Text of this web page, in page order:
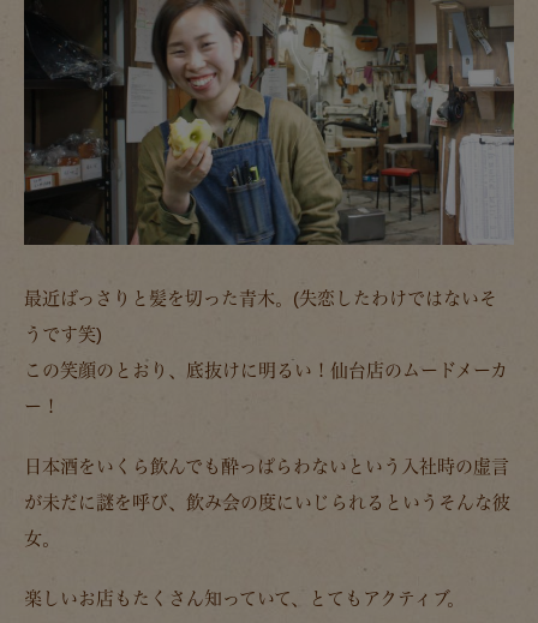
最近ばっさりと髪を切った青木。(失恋したわけではないそ
うです笑)
この笑顔のとおり、底抜けに明るい！仙台店のムードメーカ
ー！
日本酒をいくら飲んでも酔っぱらわないという入社時の虚言
が未だに謎を呼び、飲み会の度にいじられるというそんな彼
女。
楽しいお店もたくさん知っていて、とてもアクティブ。